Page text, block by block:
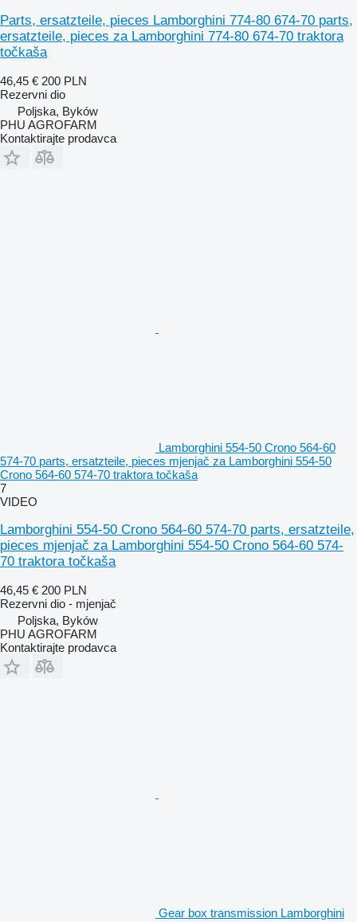
Parts, ersatzteile, pieces Lamborghini 774-80 674-70 parts,
ersatzteile, pieces za Lamborghini 774-80 674-70 traktora
točkaša
46,45 € 200 PLN
Rezervni dio
Poljska, Byków
PHU AGROFARM
Kontaktirajte prodavca
Lamborghini 554-50 Crono 564-60
574-70 parts, ersatzteile, pieces mjenjač za Lamborghini 554-50
Crono 564-60 574-70 traktora točkaša
7
VIDEO
Lamborghini 554-50 Crono 564-60 574-70 parts, ersatzteile,
pieces mjenjač za Lamborghini 554-50 Crono 564-60 574-
70 traktora točkaša
46,45 € 200 PLN
Rezervni dio - mjenjač
Poljska, Byków
PHU AGROFARM
Kontaktirajte prodavca
Gear box transmission Lamborghini